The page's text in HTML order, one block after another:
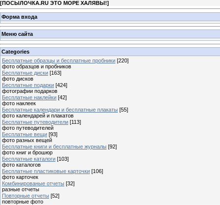
[ПОСЫЛОЧКА.RU ЭТО МОРЕ ХАЛЯВЫ!]
Форма входа
Меню сайта
Categories
Бесплатные образцы и бесплатные пробники [220]
фото образцов и пробников
Бесплатные диски [163]
фото дисков
Бесплатные подарки [424]
фотографии подарков
Бесплатные наклейки [42]
фото наклеек
Бесплатные календари и бесплатные плакаты [55]
фото календарей и плакатов
Бесплатные путеводители [113]
фото путеводителей
Бесплатные вещи [93]
фото разных вещей
Бесплатные книги и бесплатные журналы [92]
фото книг и брошюр
Бесплатные каталоги [103]
фото каталогов
Бесплатные пластиковые карточки [106]
фото карточек
Комбинированые отчеты [32]
разные отчеты
Повторные отчеты [52]
повторные фото